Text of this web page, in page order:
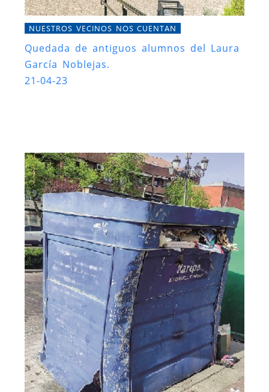
NUESTROS VECINOS NOS CUENTAN
Quedada de antiguos alumnos del Laura
García Noblejas.
21-04-23